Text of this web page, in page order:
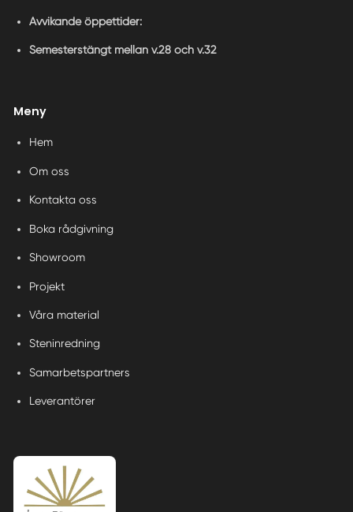
Avvikande öppettider:
Semesterstängt mellan v.28 och v.32
Meny
Hem
Om oss
Kontakta oss
Boka rådgivning
Showroom
Projekt
Våra material
Steninredning
Samarbetspartners
Leverantörer